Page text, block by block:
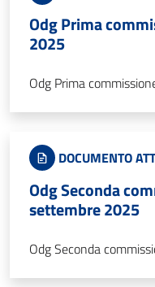
Odg Prima
2025
Odg Prima
DOCUMENTO
Odg Seconda
settembre 2025
Odg Seconda